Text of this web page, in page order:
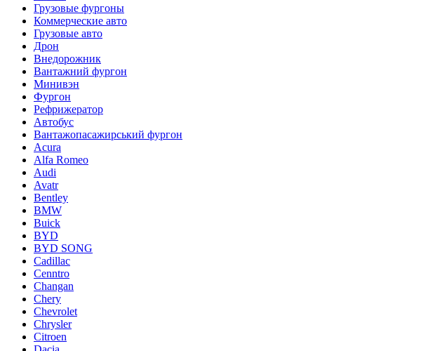
Грузовые фургоны
Коммерческие авто
Грузовые авто
Дрон
Внедорожник
Вантажний фургон
Минивэн
Фургон
Рефрижератор
Автобус
Вантажопасажирський фургон
Acura
Alfa Romeo
Audi
Avatr
Bentley
BMW
Buick
BYD
BYD SONG
Cadillac
Cenntro
Changan
Chery
Chevrolet
Chrysler
Citroen